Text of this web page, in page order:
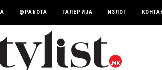
@РАБОТА ГАЛЕРИЈА ИЗЛОГ